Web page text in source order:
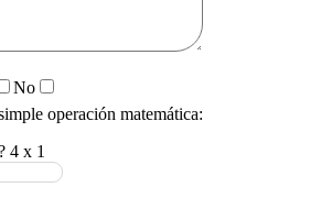
No
operación matemática:
4 x 1